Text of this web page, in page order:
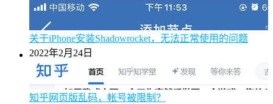
关于iPhone安装Shadowrocket，无法正常使用的问题
2022年2月24日
知乎网页版乱码，帐号被限制？